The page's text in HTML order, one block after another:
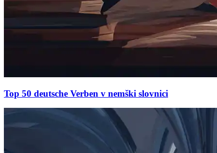
Top 50 deutsche Verben v nemški slovnici